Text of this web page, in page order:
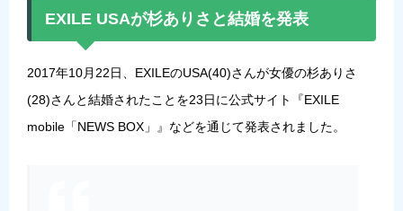
EXILE USAが杉ありさと結婚を発表
2017年10月22日、EXILEのUSA(40)さんが女優の杉ありさ
(28)さんと結婚されたことを23日に公式サイト『EXILE
mobile「NEWS BOX」』などを通じて発表されました。